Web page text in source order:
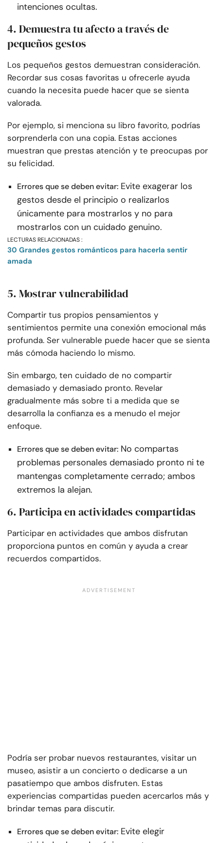
intenciones ocultas.
4. Demuestra tu afecto a través de
pequeños gestos
Los pequeños gestos demuestran consideración.
Recordar sus cosas favoritas u ofrecerle ayuda
cuando la necesita puede hacer que se sienta
valorada.
Por ejemplo, si menciona su libro favorito, podrías
sorprenderla con una copia. Estas acciones
muestran que prestas atención y te preocupas por
su felicidad.
Errores que se deben evitar: Evite exagerar los
gestos desde el principio o realizarlos
únicamente para mostrarlos y no para
mostrarlos con un cuidado genuino.
LECTURAS RELACIONADAS :
30 Grandes gestos románticos para hacerla sentir
amada
5. Mostrar vulnerabilidad
Compartir tus propios pensamientos y
sentimientos permite una conexión emocional más
profunda. Ser vulnerable puede hacer que se sienta
más cómoda haciendo lo mismo.
Sin embargo, ten cuidado de no compartir
demasiado y demasiado pronto. Revelar
gradualmente más sobre ti a medida que se
desarrolla la confianza es a menudo el mejor
enfoque.
Errores que se deben evitar: No compartas
problemas personales demasiado pronto ni te
mantengas completamente cerrado; ambos
extremos la alejan.
6. Participa en actividades compartidas
Participar en actividades que ambos disfrutan
proporciona puntos en común y ayuda a crear
recuerdos compartidos.
Podría ser probar nuevos restaurantes, visitar un
museo, asistir a un concierto o dedicarse a un
pasatiempo que ambos disfruten. Estas
experiencias compartidas pueden acercarlos más y
brindar temas para discutir.
Errores que se deben evitar: Evite elegir